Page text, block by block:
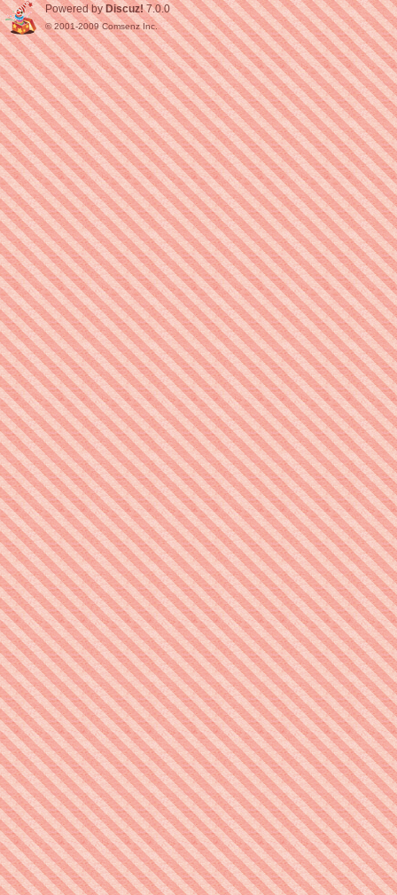
Powered by Discuz! 7.0.0
© 2001-2009Comsenz Inc.